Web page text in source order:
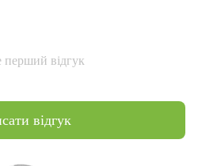
перший відгук
відгук